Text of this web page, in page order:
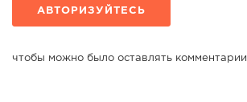
АВТОРИЗУЙТЕСЬ
чтобы можно было оставлять комментарии